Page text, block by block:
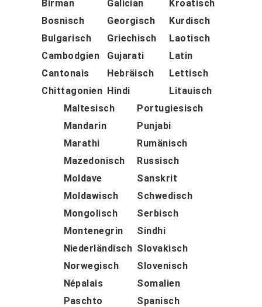
Birman
Bosnisch
Bulgarisch
Cambodgien
Cantonais
Chittagonien
Galician
Georgisch
Griechisch
Gujarati
Hebräisch
Hindi
Kroatisch
Kurdisch
Laotisch
Latin
Lettisch
Litauisch
Maltesisch
Mandarin
Marathi
Mazedonisch
Moldave
Moldawisch
Mongolisch
Montenegrin
Niederländisch
Norwegisch
Népalais
Paschto
Portugiesisch
Punjabi
Rumänisch
Russisch
Sanskrit
Schwedisch
Serbisch
Sindhi
Slovakisch
Slovenisch
Somalien
Spanisch